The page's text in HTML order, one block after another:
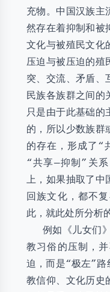
充物。中国汉族主
然存在着抑制和被
文化与被殖民文化
压迫与被压迫的殖
突、交流、矛盾、
民族各族群之间的
只是由于此基础的
的，所以少数族群
的存在，形成了
“共享—抑制”关
上，如果抽取了中
回族文化，都不
此，就此处所分析
例如《儿女们
教习俗的压制，
迫，而是“极左”路
教信仰、文化历史